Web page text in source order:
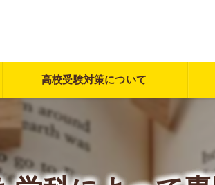
高校受験対策について